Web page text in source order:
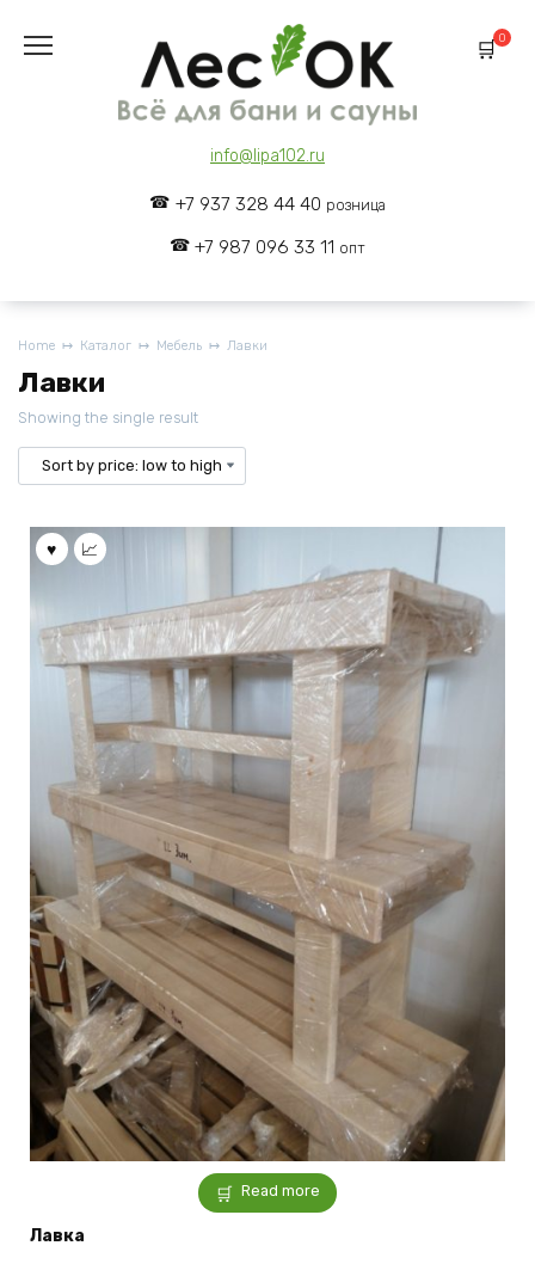
content
info@lipa102.ru
+7 937 328 44 40 розница
+7 987 096 33 11 опт
0
Home Каталог Мебель Лавки
Лавки
Showing the single result
Read more
Лавка